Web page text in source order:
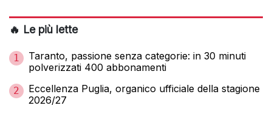
🔥 Le più lette
1
Taranto, passione senza categorie: in 30 minuti
polverizzati 400 abbonamenti
2
Eccellenza Puglia, organico ufficiale della stagione
2026/27